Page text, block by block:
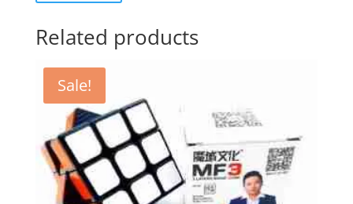
Related products
Sale!